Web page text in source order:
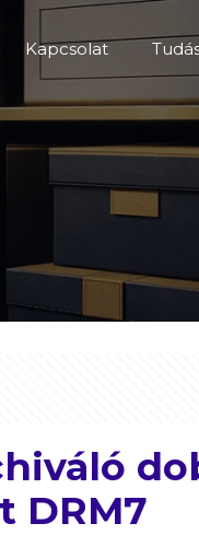
Kapcsolat
DRM7